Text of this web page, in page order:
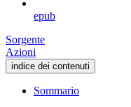
epub
Sorgente
Azioni
indice dei contenuti
Sommario